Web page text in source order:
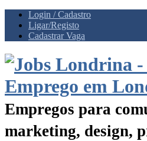
Login / Cadastro
Ligar/Registo
Cadastrar Vaga
Empregos para
marketing, design,